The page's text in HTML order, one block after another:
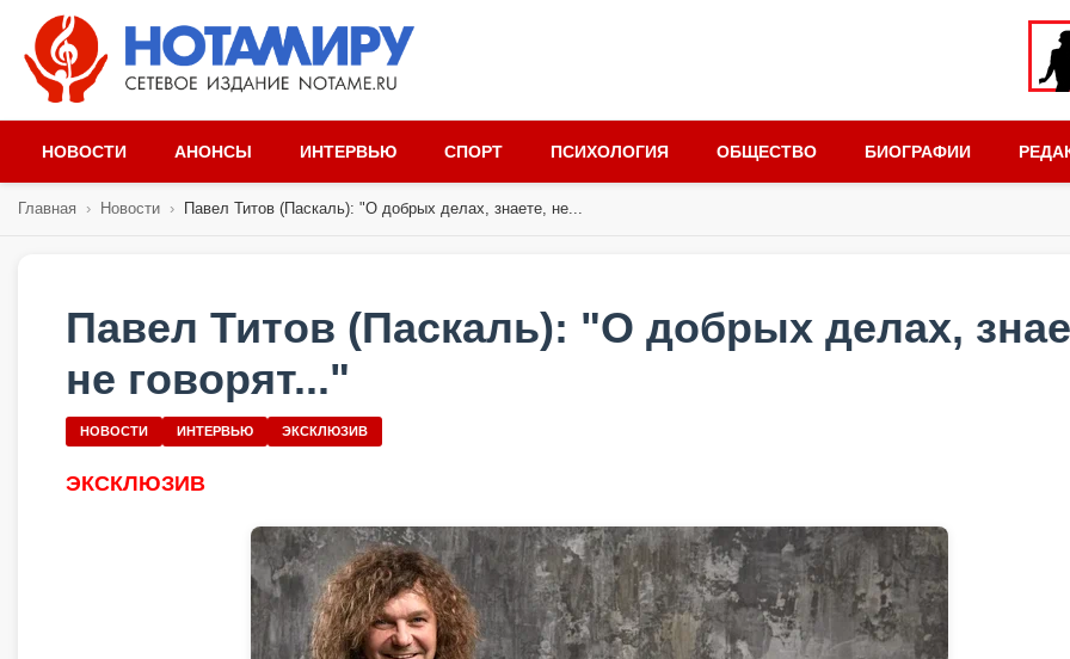
НОВОСТИ АНОНСЫ ИНТЕРВЬЮ СПОРТ ПСИХОЛОГИЯ ОБЩЕСТВО БИОГРАФИИ
Главная › Новости › Павел Титов (Паскаль): "О добрых делах, знаете, не...
Павел Титов (Паскаль): "О добрых делах,
не говорят..."
НОВОСТИ ИНТЕРВЬЮ ЭКСКЛЮЗИВ
ЭКСКЛЮЗИВ